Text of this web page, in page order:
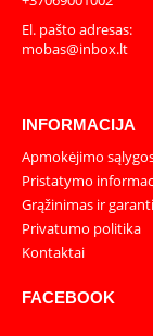
El. pašto adresas:
mobas@inbox.lt
INFORMACIJA
Apmokėjimo
Pristatymo
Grąžinimas ir
Privatumo politika
Kontaktai
FACEBOOK